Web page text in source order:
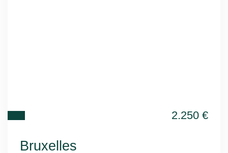
2.250 €
Bruxelles